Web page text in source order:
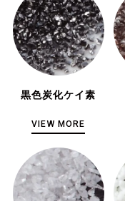
黒色炭化ケイ素
VIEW MORE